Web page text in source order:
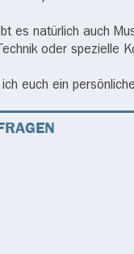
es natürlich auch
oder spezielle
euch ein